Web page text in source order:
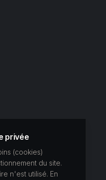
privée
(cookies)
du site.
n'est utilisé. En